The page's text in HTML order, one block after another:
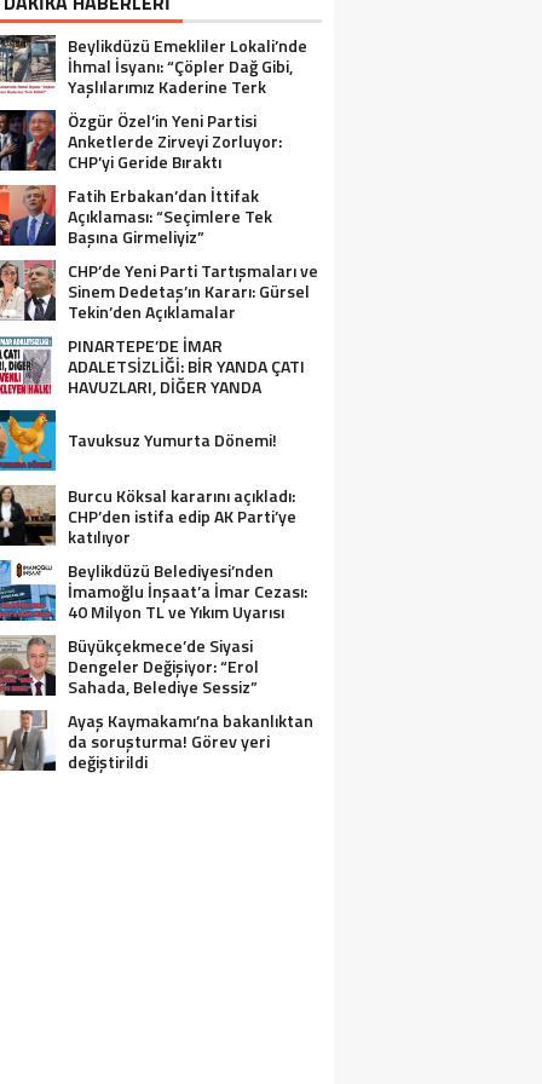
Beylikdüzü Emekliler Lokali’nde
İhmal İsyanı: “Çöpler Dağ Gibi,
Yaşlılarımız Kaderine Terk
Edildi!”
Özgür Özel’in Yeni Partisi
Anketlerde Zirveyi Zorluyor:
CHP’yi Geride Bıraktı
Fatih Erbakan’dan İttifak
Açıklaması: “Seçimlere Tek
Başına Girmeliyiz”
CHP’de Yeni Parti Tartışmaları ve
Sinem Dedetaş’ın Kararı: Gürsel
Tekin’den Açıklamalar
PINARTEPE’DE İMAR
ADALETSİZLİĞİ: BİR YANDA ÇATI
HAVUZLARI, DİĞER YANDA
Tavuksuz Yumurta Dönemi!
Burcu Köksal kararını açıkladı:
CHP’den istifa edip AK Parti’ye
katılıyor
Beylikdüzü Belediyesi’nden
İmamoğlu İnşaat’a İmar Cezası:
40 Milyon TL ve Yıkım Uyarısı
Büyükçekmece’de Siyasi
Dengeler Değişiyor: “Erol
Sahada, Belediye Sessiz”
Ayaş Kaymakamı’na bakanlıktan
da soruşturma! Görev yeri
değiştirildi